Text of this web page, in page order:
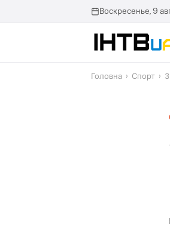
Воскресенье, 9
Головна › Спорт ›